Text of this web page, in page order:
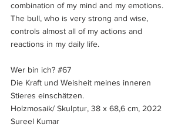
combination of my mind and my emotions.
The bull, who is very strong and wise,
controls almost all of my actions and
reactions in my daily life.
Wer bin ich? #67
Die Kraft und Weisheit meines inneren
Stieres einschätzen.
Holzmosaik/ Skulptur, 38 x 68,6 cm, 2022